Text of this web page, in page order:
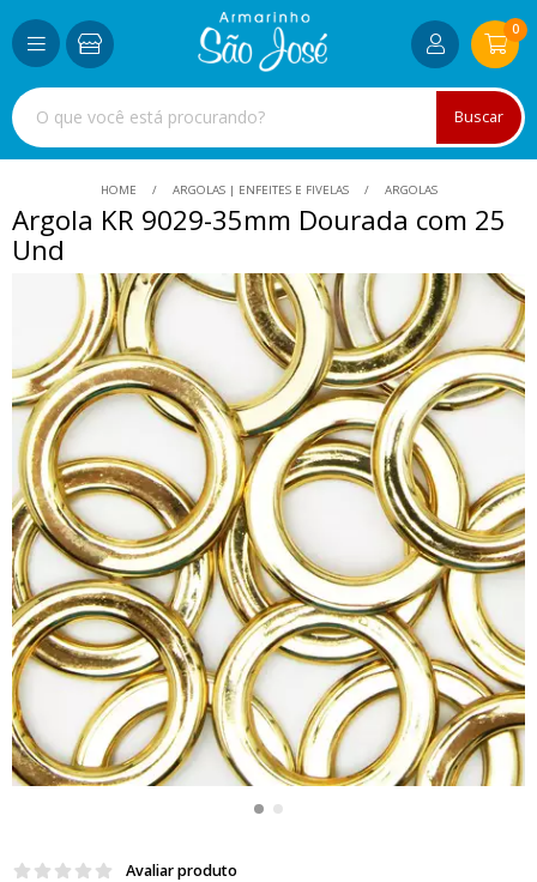
Buscar
0
HOME ARGOLAS | ENFEITES E FIVELAS ARGOLAS
Argola KR 9029-35mm Dourada com 25
Und
Avaliar produto